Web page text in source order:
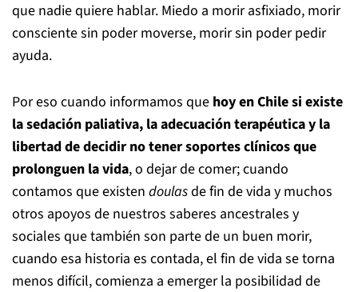
que nadie quiere hablar. Miedo a morir asfixiado, morir
consciente sin poder moverse, morir sin poder pedir
ayuda.
Por eso cuando informamos que hoy en Chile si existe
la sedación paliativa, la adecuación terapéutica y la
libertad de decidir no tener soportes clínicos que
prolonguen la vida, o dejar de comer; cuando
contamos que existen doulasde fin de vida y muchos
otros apoyos de nuestros saberes ancestrales y
sociales que también son parte de un buen morir,
cuando esa historia es contada, el fin de vida se torna
menos difícil, comienza a emerger la posibilidad de